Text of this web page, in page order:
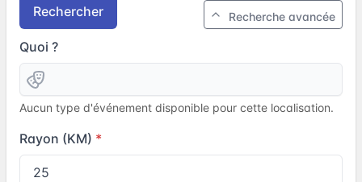
Rechercher Recherche avancée
Quoi ?
Aucun type d'événement disponible pour cette localisation.
Rayon (KM)